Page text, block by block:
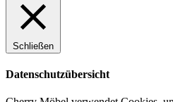
Schließen
Datenschutzübersicht